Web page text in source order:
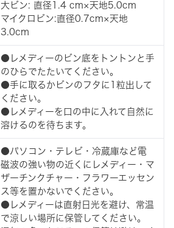
大ビン: 直径1.4 cm×天地5.0cm
マイクロビン:直径0.7cm×天地
3.0cm
●レメディーのビン底をトントンと手
のひらでたたいてください。
●手に取るかビンのフタに1粒出して
ください。
●レメディーを口の中に入れて自然に
溶けるのを待ちます。
●パソコン・テレビ・冷蔵庫など電
磁波の強い物の近くにレメディー・マ
ザーチンクチャー・フラワーエッセン
ス等を置かないでください。
●レメディーは直射日光を避け、常温
で涼しい場所に保管してください。